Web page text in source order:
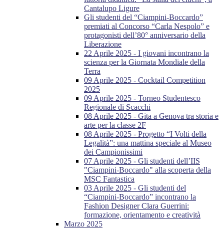
Cantalupo Ligure
Gli studenti del “Ciampini-Boccardo”
premiati al Concorso “Carla Nespolo” e
protagonisti dell’80° anniversario della
Liberazione
22 Aprile 2025 - I giovani incontrano la
scienza per la Giornata Mondiale della
Terra
09 Aprile 2025 - Cocktail Competition
2025
09 Aprile 2025 - Torneo Studentesco
Regionale di Scacchi
08 Aprile 2025 - Gita a Genova tra storia e
arte per la classe 2F
08 Aprile 2025 - Progetto “I Volti della
Legalità”: una mattina speciale al Museo
dei Campionissimi
07 Aprile 2025 - Gli studenti dell’IIS
"Ciampini-Boccardo" alla scoperta della
MSC Fantastica
03 Aprile 2025 - Gli studenti del
“Ciampini-Boccardo” incontrano la
Fashion Designer Clara Guerrini:
formazione, orientamento e creatività
Marzo 2025